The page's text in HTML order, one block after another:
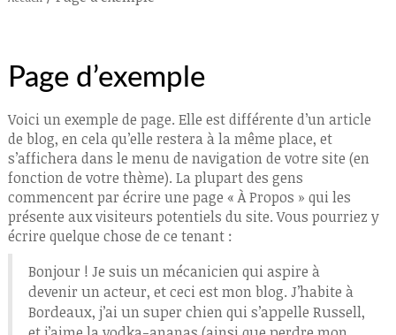
Page d’exemple
Voici un exemple de page. Elle est différente d’un article
de blog, en cela qu’elle restera à la même place, et
s’affichera dans le menu de navigation de votre site (en
fonction de votre thème). La plupart des gens
commencent par écrire une page « À Propos » qui les
présente aux visiteurs potentiels du site. Vous pourriez y
écrire quelque chose de ce tenant :
Bonjour ! Je suis un mécanicien qui aspire à
devenir un acteur, et ceci est mon blog. J’habite à
Bordeaux, j’ai un super chien qui s’appelle Russell,